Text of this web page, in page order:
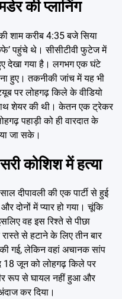
की प्लानिंग
शाम करीब 4:35 बजे सिया
पहुंचे थे। सीसीटीवी फुटेज में
देखा गया है। लगभग एक घंटे
हुए। तकनीकी जांच में यह भी
पर लोहगढ़ किले के वीडियो
शेयर की थी। केतन एक ट्रेकर
पहाड़ी को ही वारदात के
जा सके।
कोशिश में हत्या
दीपावली की एक पार्टी से हुई
दोनों में प्यार हो गया। चूंकि
वह इस रिश्ते से पीछा
से हटाने के लिए तीन बार
गई, लेकिन वहां अचानक सांप
जून को लोहगढ़ किले पर
रूप से घायल नहीं हुआ और
कर दिया।